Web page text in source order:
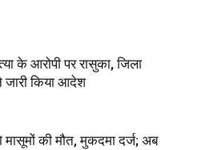
के आरोपी पर रासुका, जिला
जारी किया आदेश
मासूमों की मौत, मुकदमा दर्ज; अब